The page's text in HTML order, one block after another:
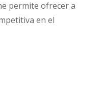
permite ofrecer a
en el